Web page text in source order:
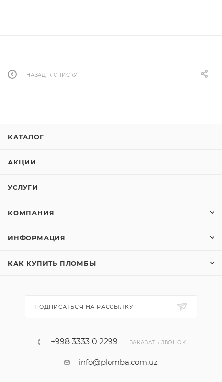
НАЗАД К СПИСКУ
КАТАЛОГ
АКЦИИ
УСЛУГИ
КОМПАНИЯ
ИНФОРМАЦИЯ
КАК КУПИТЬ ПЛОМБЫ
ПОДПИСАТЬСЯ НА РАССЫЛКУ
+998 3333 0 2299 ЗАКАЗАТЬ ЗВОНОК
info@plomba.com.uz